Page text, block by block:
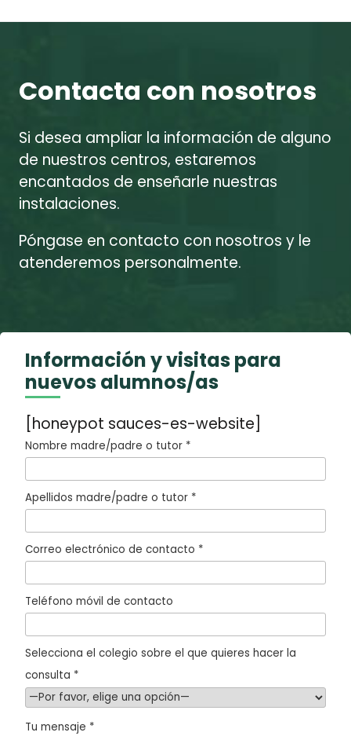
Contacta con nosotros
Si desea ampliar la información de alguno
de nuestros centros, estaremos
encantados de enseñarle nuestras
instalaciones.
Póngase en contacto con nosotros y le
atenderemos personalmente.
Información y visitas para
nuevos alumnos/as
[honeypot sauces-es-website]
Nombre madre/padre o tutor *
Apellidos madre/padre o tutor *
Correo electrónico de contacto *
Teléfono móvil de contacto
Selecciona el colegio sobre el que quieres hacer la
consulta *
Tu mensaje *